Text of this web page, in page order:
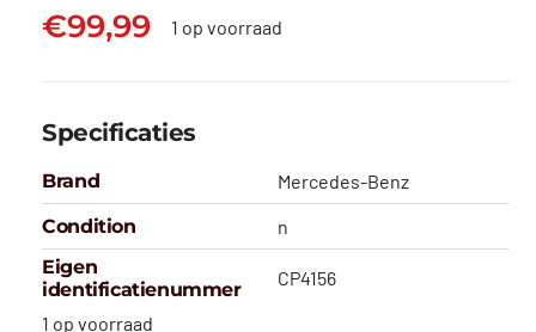
€99,99 1 op voorraad
Specificaties
Brand
Mercedes-Benz
Condition
n
Eigen
identificatienummer
CP4156
1 op voorraad